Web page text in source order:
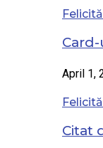
April 1,
Citat